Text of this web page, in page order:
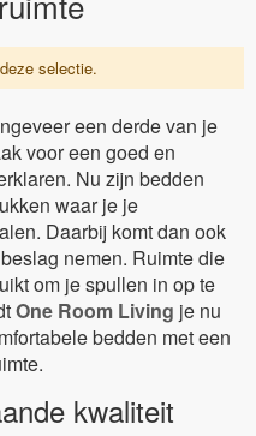
selectie.
een derde van je
voor een goed en
Nu zijn bedden
waar je je
Daarbij komt dan ook
nemen. Ruimte die
om je spullen in op te
One Room Living je nu
bedden met een
kwaliteit